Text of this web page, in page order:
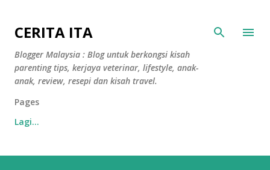
CERITA ITA
Blogger Malaysia : Blog untuk berkongsi kisah
parenting tips, kerjaya veterinar, lifestyle, anak-
anak, review, resepi dan kisah travel.
Pages
Lagi…